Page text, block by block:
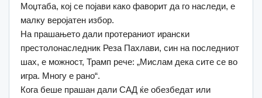
Моџтаба, кој се појави како фаворит да го наследи, е
малку веројатен избор.
На прашањето дали протераниот ирански
престолонаследник Реза Пахлави, син на последниот
шах, е можност, Трамп рече: „Мислам дека сите се во
игра. Многу е рано“.
Кога беше прашан дали САД ќе обезбедат или